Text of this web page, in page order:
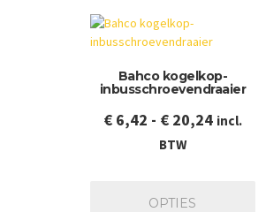
Bahco kogelkop-
inbusschroevendraaier
€6,42 - €20,24 incl.
BTW
OPTIES